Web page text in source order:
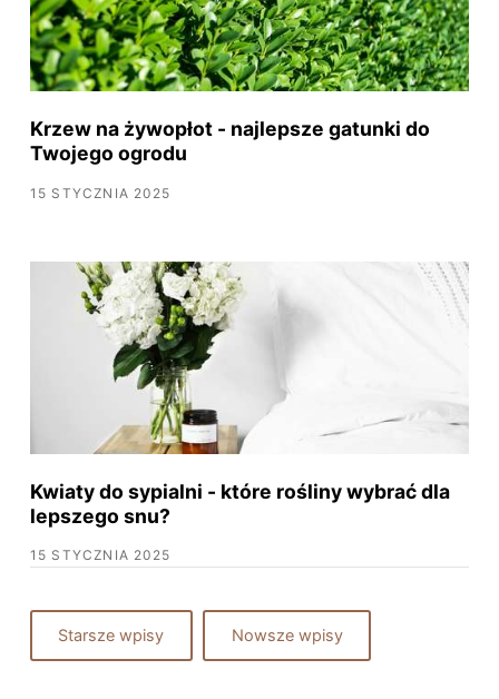
Krzew na żywopłot - najlepsze gatunki do
Twojego ogrodu
15 STYCZNIA 2025
Kwiaty do sypialni - które rośliny wybrać dla
lepszego snu?
15 STYCZNIA 2025
Starsze wpisy Nowsze wpisy